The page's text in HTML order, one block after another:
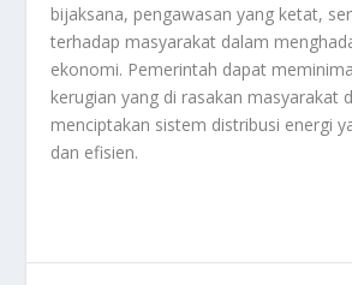
bijaksana, pengawasan yang ketat,
terhadap masyarakat dalam
ekonomi. Pemerintah dapat
kerugian yang di rasakan masyarakat
menciptakan sistem distribusi energi
dan efisien.